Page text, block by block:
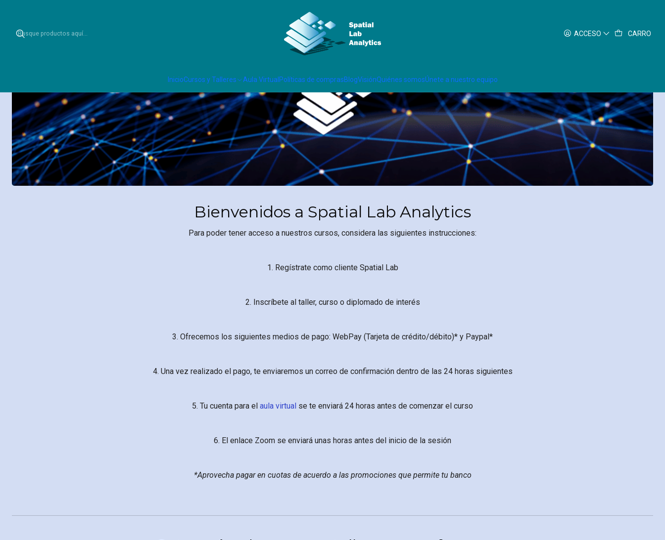
ACCESO CARRO
InicioCursos y Talleres Aula Virtual Políticas de comprasBlogVisiónQuiénes somosÚnete a nuestro equipo
Bienvenidos a Spatial Lab Analytics
Para poder tener acceso a nuestros cursos, considera las siguientes instrucciones:
1. Regístrate como cliente Spatial Lab
2. Inscríbete al taller, curso o diplomado de interés
3. Ofrecemos los siguientes medios de pago: WebPay (Tarjeta de crédito/débito)* y Paypal*
4. Una vez realizado el pago, te enviaremos un correo de confirmación dentro de las 24 horas siguientes
5. Tu cuenta para el aula virtual se te enviará 24 horas antes de comenzar el curso
6. El enlace Zoom se enviará unas horas antes del inicio de la sesión
*Aprovecha pagar en cuotas de acuerdo a las promociones que permite tu banco